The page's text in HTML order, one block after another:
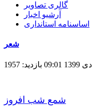
گالری تصاویر
آرشیو اخبار
اساسنامه استانداری
شعر
بازدید: 1957
شمع شب افروز